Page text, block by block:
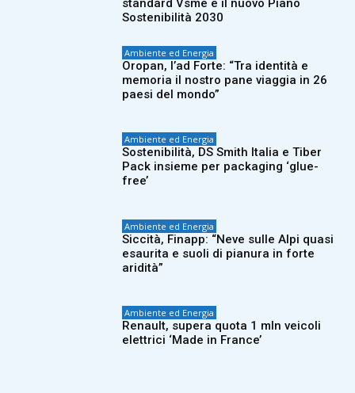
standard Vsme e il nuovo Piano
Sostenibilità 2030
Ambiente ed Energia
Oropan, l’ad Forte: “Tra identità e
memoria il nostro pane viaggia in 26
paesi del mondo”
Ambiente ed Energia
Sostenibilità, DS Smith Italia e Tiber
Pack insieme per packaging ‘glue-
free’
Ambiente ed Energia
Siccità, Finapp: “Neve sulle Alpi quasi
esaurita e suoli di pianura in forte
aridità”
Ambiente ed Energia
Renault, supera quota 1 mln veicoli
elettrici ‘Made in France’